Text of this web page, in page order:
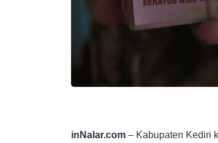
inNalar.com – Kabupaten Kediri